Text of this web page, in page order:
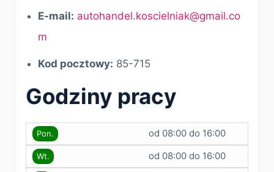
E-mail: autohandel.koscielniak@gmail.co
m
Kod pocztowy: 85-715
Godziny pracy
Pon. od 08:00 do 16:00
Wt. od 08:00 do 16:00